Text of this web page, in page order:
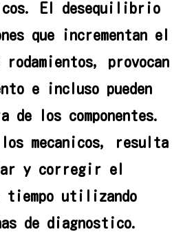
El desequilibrio
que incrementan el
provocan
e incluso pueden
los componentes.
mecanicos, resulta
y corregir el
utilizando
de diagnostico.